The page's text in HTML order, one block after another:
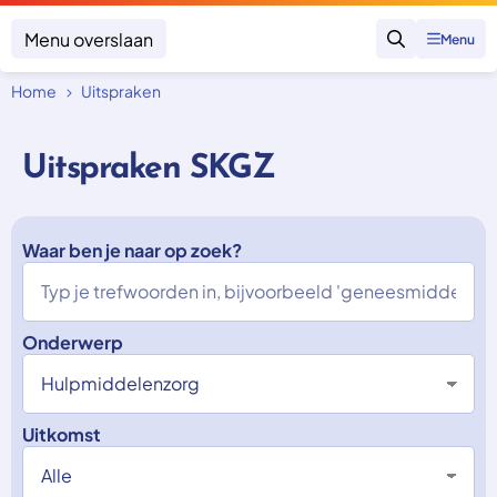
Menu overslaan
Zoeken
Menu
Onderwerpen
Zorgverzekering betalen
Vergoeding van zorg
Zorg in het buitenland
Nieuw in Nederland
Geen zorgverzekering
Uitspraken
Trainingen
Over SKGZ
Nieuws
Casussen
Vacatures
Home Uitspraken
Uitspraken SKGZ
Waar ben je naar op zoek?
Onderwerp
Uitkomst